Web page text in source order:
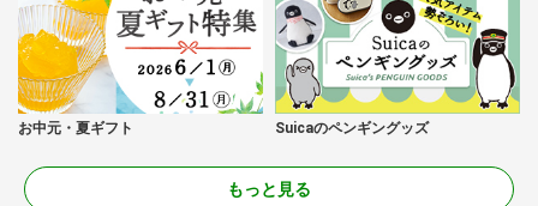
お中元・夏ギフト Suicaのペンギングッズ
もっと見る